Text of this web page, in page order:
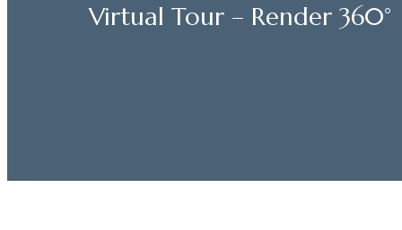
Virtual Tour – Render 360°